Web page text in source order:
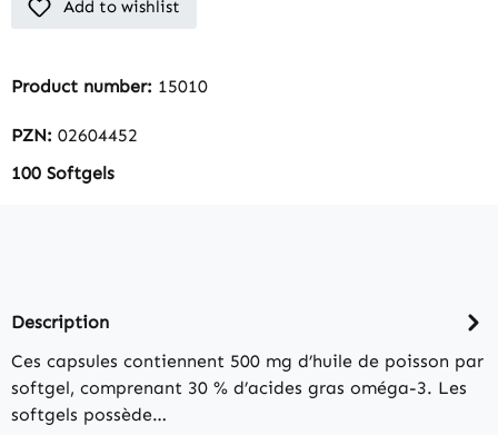
Add to wishlist
Product number: 15010
PZN: 02604452
100 Softgels
Description
Ces capsules contiennent 500 mg d’huile de poisson par
softgel, comprenant 30 % d’acides gras oméga-3. Les
softgels possède…